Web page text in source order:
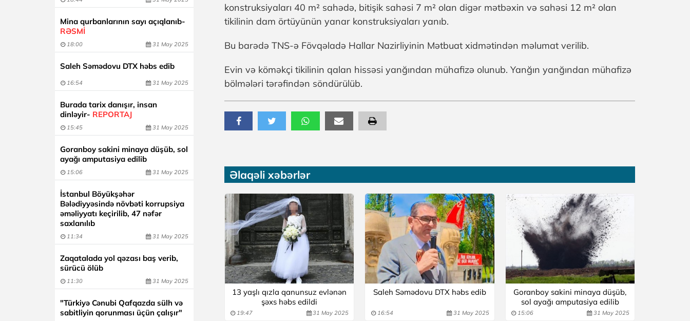
Mina qurbanlarının sayı açıqlanıb-
RƏSMİ
18:00 31 May 2025
Saleh Səmədovu DTX həbs edib
16:54 31 May 2025
Burada tarix danışır, insan
dinləyir- REPORTAJ
15:45 31 May 2025
Goranboy sakini minaya düşüb, sol
ayağı amputasiya edilib
15:06 31 May 2025
İstanbul Böyükşəhər
Bələdiyyəsində növbəti korrupsiya
əməliyyatı keçirilib, 47 nəfər
saxlanılıb
11:34 31 May 2025
Zaqatalada yol qəzası baş verib,
sürücü ölüb
11:30 31 May 2025
"Türkiyə Cənubi Qafqazda sülh və
sabitliyin qorunması üçün çalışır"
konstruksiyaları 40 m² sahədə, bitişik sahəsi 7 m² olan digər mətbəxin və sahəsi 12 m² olan
tikilinin dam örtüyünün yanar konstruksiyaları yanıb.
Bu barədə TNS-ə Fövqəladə Hallar Nazirliyinin Mətbuat xidmətindən məlumat verilib.
Evin və köməkçi tikilinin qalan hissəsi yanğından mühafizə olunub. Yanğın yanğından mühafizə
bölmələri tərəfindən söndürülüb.
Əlaqəli xəbərlər
13 yaşlı qızla qanunsuz evlənən
şəxs həbs edildi
19:47 31 May 2025
Saleh Səmədovu DTX həbs edib
16:54 31 May 2025
Goranboy sakini minaya düşüb,
sol ayağı amputasiya edilib
15:06 31 May 2025